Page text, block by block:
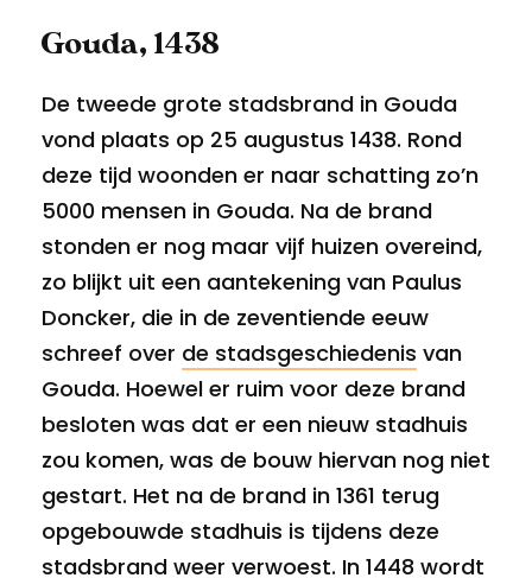
Gouda, 1438
De tweede grote stadsbrand in Gouda
vond plaats op 25 augustus 1438. Rond
deze tijd woonden er naar schatting zo’n
5000 mensen in Gouda. Na de brand
stonden er nog maar vijf huizen overeind,
zo blijkt uit een aantekening van Paulus
Doncker, die in de zeventiende eeuw
schreef over de stadsgeschiedenis van
Gouda. Hoewel er ruim voor deze brand
besloten was dat er een nieuw stadhuis
zou komen, was de bouw hiervan nog niet
gestart. Het na de brand in 1361 terug
opgebouwde stadhuis is tijdens deze
stadsbrand weer verwoest. In 1448 wordt